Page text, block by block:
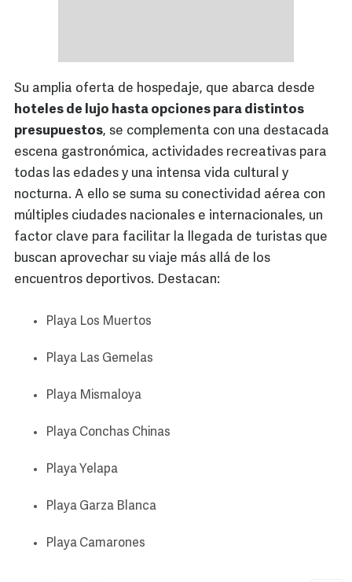
Su amplia oferta de hospedaje, que abarca desde
hoteles de lujo hasta opciones para distintos
presupuestos, se complementa con una destacada
escena gastronómica, actividades recreativas para
todas las edades y una intensa vida cultural y
nocturna. A ello se suma su conectividad aérea con
múltiples ciudades nacionales e internacionales, un
factor clave para facilitar la llegada de turistas que
buscan aprovechar su viaje más allá de los
encuentros deportivos. Destacan:
Playa Los Muertos
Playa Las Gemelas
Playa Mismaloya
Playa Conchas Chinas
Playa Yelapa
Playa Garza Blanca
Playa Camarones